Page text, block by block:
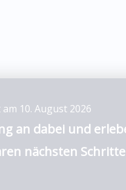
10. August 2026
an dabei und
nächsten